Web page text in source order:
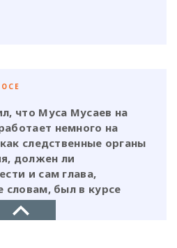
что Муса Мусаев на
немного на
следственные органы
должен ли
и сам глава,
словам, был в курсе